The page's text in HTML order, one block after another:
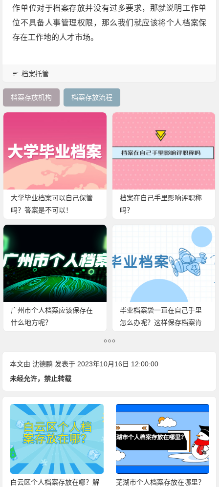
作单位对于档案存放并没有过多要求，那就说明工作单
位不具备人事管理权限，那么我们就应该将个人档案保
存在工作地的人才市场。
档案托管
档案存放机构 档案存放流程
大学毕业档案可以自己保管
吗？答案是不可以！
档案在自己手里影响评职称
吗？
广州市个人档案应该保存在
什么地方呢？
毕业档案袋一直在自己手里
怎么办呢？这样保存档案肯
本文由沈德鹏 发表于 2023年10月16日 12:00:00
未经允许，禁止转载
白云区个人档案存放在哪？解
芜湖市个人档案存放在哪里？